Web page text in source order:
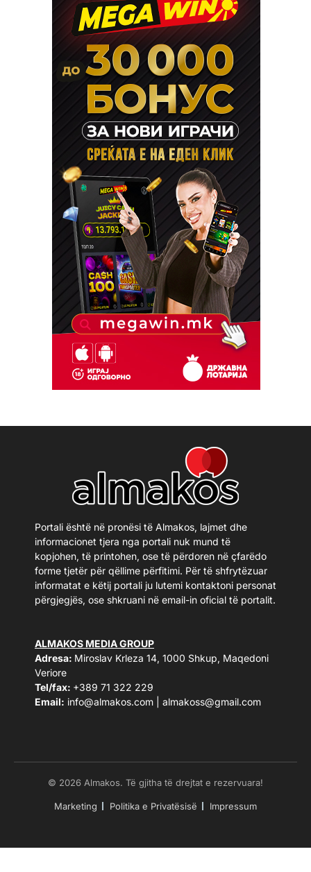
Portali është në pronësi të Almakos, lajmet dhe
informacionet tjera nga portali nuk mund të
kopjohen, të printohen, ose të përdoren në çfarëdo
forme tjetër për qëllime përfitimi. Për të shfrytëzuar
informatat e këtij portali ju lutemi kontaktoni personat
përgjegjës, ose shkruani në email-in oficial të portalit.
ALMAKOS MEDIA GROUP
Adresa: Miroslav Krleza 14, 1000 Shkup, Maqedoni
Veriore
Tel/fax: +389 71 322 229
Email: info@almakos.com almakoss@gmail.com
© 2026 Almakos. Të gjitha të drejtat e rezervuara!
Marketing Politika e Privatësisë Impressum